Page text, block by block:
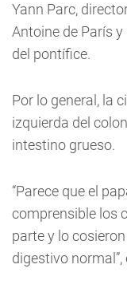
Yann Parc,
Antoine de París
del pontífice.
Por lo general, la
izquierda del
intestino grueso.
“Parece que el
comprensible los
parte y lo
digestivo normal”,